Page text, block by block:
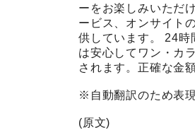
ーをお楽しみいただ
ービス、オンサイト
供しています。 24時
は安心してワン・カ
されます。正確な金
※自動翻訳のため表
(原文)